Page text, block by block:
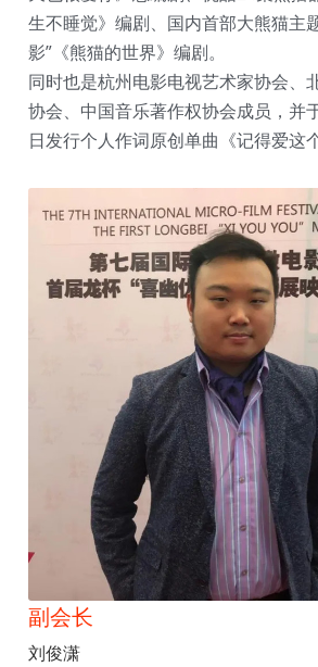
生不睡觉》编剧、国内首部大熊猫主
影”《熊猫的世界》编剧。
同时也是杭州电影电视艺术家协会、
协会、中国音乐著作权协会成员，并
日发行个人作词原创单曲《记得爱这
副会长
刘俊潇